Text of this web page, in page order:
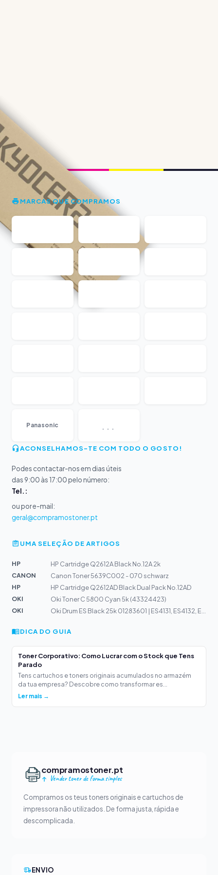
MARCAS QUE COMPRAMOS
Panasonic ...
ACONSELHAMOS-TE COM TODO O GOSTO!
Podes contactar-nos em dias úteis
das 9:00 às 17:00 pelo número:
Tel.:
ou por e-mail:
geral@compramostoner.pt
UMA SELEÇÃO DE ARTIGOS
HP
HP Cartridge Q2612A Black No.12A 2k
CANON
Canon Toner 5639C002 - 070 schwarz
HP
HP Cartridge Q2612AD Black Dual Pack No.12AD
OKI
Oki Toner C 5800 Cyan 5k (43324423)
OKI
DICA DO GUIA
Toner Corporativo: Como Lucrar com o Stock que Tens
Parado
Tens cartuchos e toners originais acumulados no armazém
da tua empresa? Descobre como transformar es...
Ler mais →
compramostoner.pt
Vender toner de forma simples
Compramos os teus toners originais e cartuchos de
impressora não utilizados. De forma justa, rápida e
descomplicada.
ENVIO